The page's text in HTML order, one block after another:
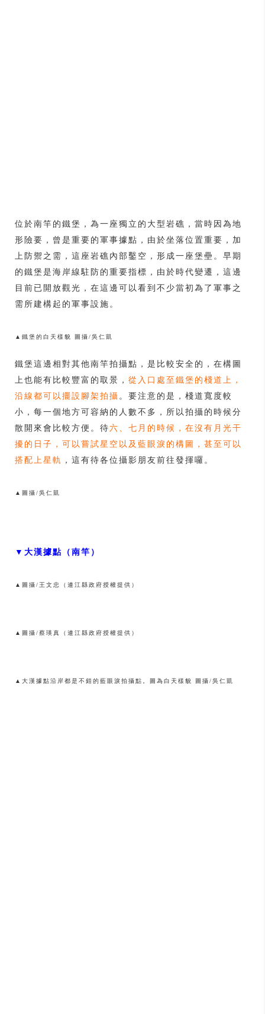
位於南竿的鐵堡，為一座獨立的大型岩礁，當時因為地
形險要，曾是重要的軍事據點，由於坐落位置重要，加
上防禦之需，這座岩礁內部鑿空，形成一座堡壘。早期
的鐵堡是海岸線駐防的重要指標，由於時代變遷，這邊
目前已開放觀光，在這邊可以看到不少當初為了軍事之
需所建構起的軍事設施。
▲鐵堡的白天樣貌 圖攝/吳仁凱
鐵堡這邊相對其他南竿拍攝點，是比較安全的，在構圖
上也能有比較豐富的取景， 從入口處至鐵堡的棧道上，
沿線都可以擺設腳架拍攝 。要注意的是，棧道寬度較
小，每一個地方可容納的人數不多，所以拍攝的時候分
散開來會比較方便。待六、七月的時候，在沒有月光干
擾的日子，可以嘗試星空以及藍眼淚的構圖，甚至可以
搭配上星軌 ，這有待各位攝影朋友前往發揮囉。
▲圖攝/吳仁凱
▼大漢據點（南竿）
▲圖攝/王文忠（連江縣政府授權提供）
▲圖攝/蔡瑛真（連江縣政府授權提供）
▲大漢據點沿岸都是不錯的藍眼淚拍攝點。圖為白天樣貌 圖攝/吳仁凱